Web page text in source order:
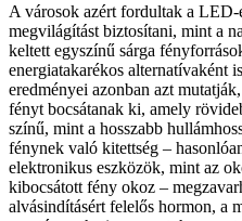
A városok azért fordultak a LED-
megvilágítást biztosítani, mint a
keltett egyszínű sárga
energiatakarékos alternatívaként
eredményei azonban azt
fényt bocsátanak ki, amely
színű, mint a hosszabb
fénynek való kitettség –
elektronikus eszközök, mint az
kibocsátott fény okoz –
alvásindításért felelős hormon, a